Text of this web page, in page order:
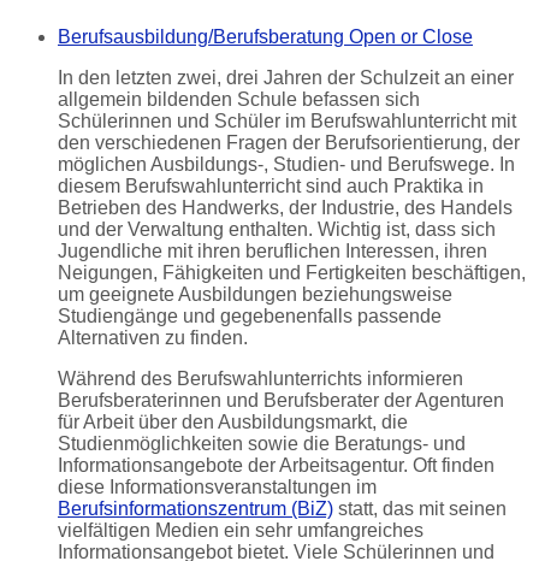
Berufsausbildung/Berufsberatung Open or Close
In den letzten zwei, drei Jahren der Schulzeit an einer
allgemein bildenden Schule befassen sich
Schülerinnen und Schüler im Berufswahlunterricht mit
den verschiedenen Fragen der Berufsorientierung, der
möglichen Ausbildungs-, Studien- und Berufswege. In
diesem Berufswahlunterricht sind auch Praktika in
Betrieben des Handwerks, der Industrie, des Handels
und der Verwaltung enthalten. Wichtig ist, dass sich
Jugendliche mit ihren beruflichen Interessen, ihren
Neigungen, Fähigkeiten und Fertigkeiten beschäftigen,
um geeignete Ausbildungen beziehungsweise
Studiengänge und gegebenenfalls passende
Alternativen zu finden.
Während des Berufswahlunterrichts informieren
Berufsberaterinnen und Berufsberater der Agenturen
für Arbeit über den Ausbildungsmarkt, die
Studienmöglichkeiten sowie die Beratungs- und
Informationsangebote der Arbeitsagentur. Oft finden
diese Informationsveranstaltungen im
Berufsinformationszentrum (BiZ) statt, das mit seinen
vielfältigen Medien ein sehr umfangreiches
Informationsangebot bietet. Viele Schülerinnen und